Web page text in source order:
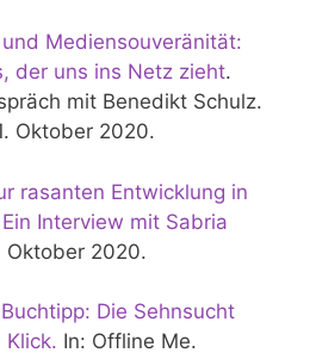
Mediensouveränität:
der uns ins Netz zieht.
mit Benedikt Schulz.
Oktober 2020.
rasanten Entwicklung in
Interview mit Sabria
Oktober 2020.
Buchtipp: Die Sehnsucht
Klick. In: Offline Me.